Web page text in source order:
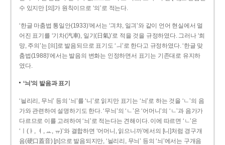
수 있지만 [의]가 원칙이므로 ‘의’로 적는다.
‘한글 마춤법 통일안(1933)’에서는 ‘긔챠, 일긔’와 같이 언어 현실에서 멀
어진 표기를 ‘기차(汽車), 일기(日氣)’로 적을 것을 규정하였다. 그러나 ‘희
망, 주의’는 [의]로 발음되므로 표기도 ‘ㅢ’로 한다고 규정하였다. ‘한글 맞
춤법(1988)’에서는 발음의 변화는 인정하면서 표기는 기존대로 유지하
였다.
‘늬’의 발음과 표기
‘늴리리, 무늬’ 등의 ‘늬’를 ‘니’로 읽지만 표기는 ‘늬’로 하는 것을 ‘ㄴ’의 음
가와 관련하여 설명하기도 한다. ‘무늬’의 ‘ㄴ’은 ‘어머니’의 ‘ㄴ’과 음가가
다르므로 이를 고려하여 ‘늬’로 적는다는 견해이다. 이에 따르면 ‘ㄴ’은
‘ㅣ(ㅑ, ㅕ, ㅛ, ㅠ)’와 결합하면 ‘어머니, 읽으니까’에서의 [니]처럼 경구개
음(硬口蓋音) [ɲ]으로 발음되지만, ‘늴리리, 무늬’ 등의 ‘늬’에서는 구개음